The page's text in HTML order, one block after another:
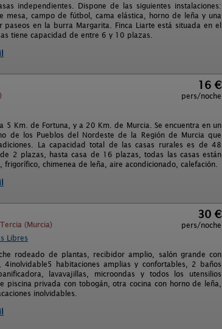
independientes. Dispone de las siguientes instalaciones:
mesa, campo de fútbol, cama elástica, horno de leña y una
en la burra Margarita. Finca Liarte está situada en el
tiene capacidad de entre 6 y 10 plazas.
16 €
pers/noche
5 Km. de Fortuna, y a 20 Km. de Murcia. Se encuentra en un
de los Pueblos del Nordeste de la Región de Murcia que
La capacidad total de las casas rurales es de 48
2 plazas, hasta casa de 16 plazas, todas las casas están
chimenea de leña, aire acondicionado, calefación.
(Murcia)
30 €
pers/noche
Libres
rodeado de plantas, recibidor amplio, salón grande con
habitaciones amplias y confortables, 2 baños
lavavajillas, microondas y todos los utensilios
privada con tobogán, otra cocina con horno de leña,
inolvidables.